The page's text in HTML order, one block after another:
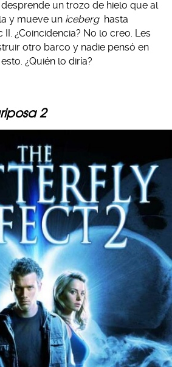
un trozo de hielo que al
y mueve un iceberg hasta
¿Coincidencia? No lo creo. Les
otro barco y nadie pensó en
¿Quién lo diría?
2